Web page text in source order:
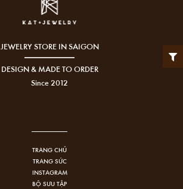
JEWELRY STORE IN SAIGON
DESIGN & MADE TO ORDER
Since 2012
TRANG CHỦ
TRANG SỨC
INSTAGRAM
BỘ SƯU TẬP